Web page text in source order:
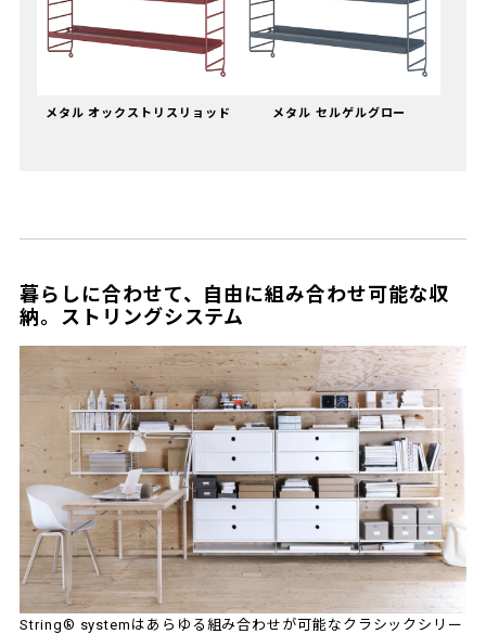
メタル オックストリスリョッド メタル セルゲルグロー
暮らしに合わせて、自由に組み合わせ可能な収
納。ストリングシステム
String® systemはあらゆる組み合わせが可能なクラシックシリー